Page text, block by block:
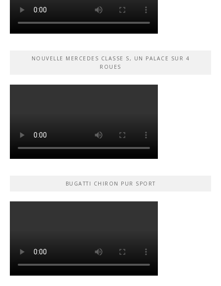
NOUVELLE MERCEDES CLASSE S, UN PALACE SUR 4
ROUES
BUGATTI CHIRON PUR SPORT